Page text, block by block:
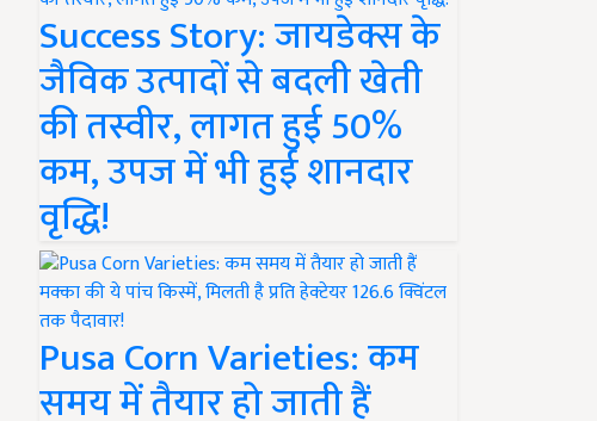
Success Story: जायडेक्स के
जैविक उत्पादों से बदली खेती
की तस्वीर, लागत हुई 50%
कम, उपज में भी हुई शानदार
वृद्धि!
Pusa Corn Varieties: कम
समय में तैयार हो जाती हैं